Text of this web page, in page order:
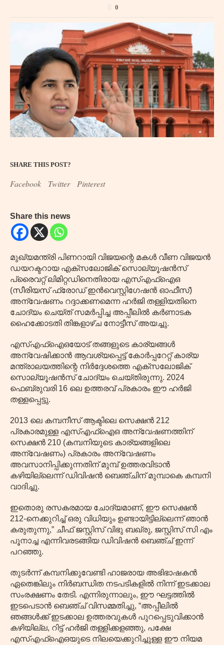
0
SHARE THIS POST?
Facebook Twitter Pinterest
Share this news
മുഖ്യമന്ത്രി പിണറായി വിജയന്റെ മകൾ വീണ വിജയൻ
ഡയറക്ടറായ എക്സലോജിക് സൊല്യൂഷൻസ്
പ്രൈവറ്റ് ലിമിറ്റഡിനെതിരായ എസ്‌എഫ്‌ഐ‌ഒ
(സീരിയസ് ഫ്രോഡ് ഇൻവെസ്റ്റിഗേഷൻ ഓഫീസ്)
അന്വേഷണം റദ്ദാക്കണമെന്ന ഹർജി തള്ളിയതിനെ
ചോദ്യം ചെയ്ത് സമർപ്പിച്ച അപ്പീലിൽ കർണാടക
ഹൈക്കോടതി തിങ്കളാഴ്ച നോട്ടീസ് അയച്ചു.
എസ്‌എഫ്‌ഐ‌ഒയോട് തങ്ങളുടെ കാര്യങ്ങൾ
അന്വേഷിക്കാൻ ആവശ്യപ്പെട്ട് കോർപ്പറേറ്റ് കാര്യ
മന്ത്രാലയത്തിന്റെ നിർദ്ദേശത്തെ എക്സലോജിക്
സൊല്യൂഷൻസ് ചോദ്യം ചെയ്തിരുന്നു. 2024
ഫെബ്രുവരി 16 ലെ ഉത്തരവ് പ്രകാരം ഈ ഹർജി
തള്ളപ്പെട്ടു.
2013 ലെ കമ്പനീസ് ആക്ടിലെ സെക്ഷൻ 212
പ്രകാരമുള്ള എസ്‌എഫ്‌ഐ‌ഒ അന്വേഷണത്തിന്
സെക്ഷൻ 210 (കമ്പനിയുടെ കാര്യങ്ങളിലെ
അന്വേഷണം) പ്രകാരം അന്വേഷണം
അവസാനിപ്പിക്കുന്നതിന് മുമ്പ് ഉത്തരവിടാൻ
കഴിയില്ലെന്ന് ഡിവിഷൻ ബെഞ്ചിന് മുമ്പാകെ കമ്പനി
വാദിച്ചു.
ഇതൊരു രസകരമായ ചോദ്യമാണ്, ഈ സെക്ഷൻ
212-നെക്കുറിച്ച് ഒരു വിധിയും ഉണ്ടായിട്ടില്ലെന്ന് ഞാൻ
കരുതുന്നു,” ചീഫ് ജസ്റ്റിസ് വിഭു ബഖ്രു, ജസ്റ്റിസ് സി എം
പൂനാച്ച എന്നിവരടങ്ങിയ ഡിവിഷൻ ബെഞ്ച് ഇന്ന്
പറഞ്ഞു.
തുടർന്ന് കമ്പനിക്കുവേണ്ടി ഹാജരായ അഭിഭാഷകൻ
ഏതെങ്കിലും നിർബന്ധിത നടപടികളിൽ നിന്ന് ഇടക്കാല
സംരക്ഷണം തേടി. എന്നിരുന്നാലും, ഈ ഘട്ടത്തിൽ
ഇടപെടാൻ ബെഞ്ച് വിസമ്മതിച്ചു, “അപ്പീലിൽ
ഞങ്ങൾക്ക് ഇടക്കാല ഉത്തരവുകൾ പുറപ്പെടുവിക്കാൻ
കഴിയില്ല, റിട്ട് ഹർജി തള്ളിക്കളഞ്ഞു, പക്ഷേ
എസ്‌എഫ്‌ഐ‌ഒയുടെ നിലയെക്കുറിച്ചുള്ള ഈ നിയമ